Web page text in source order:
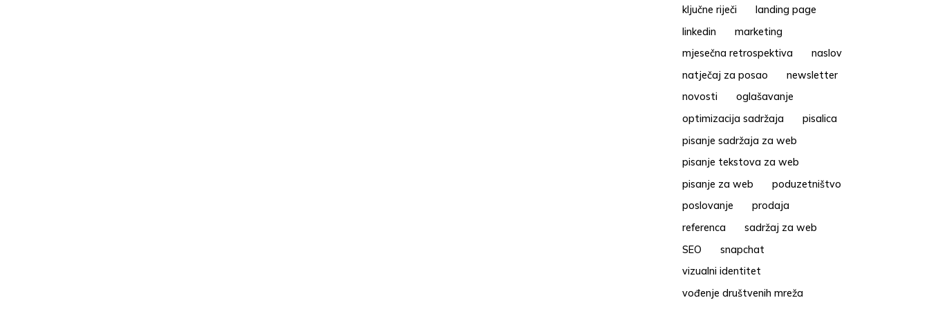
ključne riječi
landing page
linkedin
marketing
mjesečna retrospektiva
naslov
natječaj za posao
newsletter
novosti
oglašavanje
optimizacija sadržaja
pisalica
pisanje sadržaja za web
pisanje tekstova za web
pisanje za web
poduzetništvo
poslovanje
prodaja
referenca
sadržaj za web
SEO
snapchat
vizualni identitet
vođenje društvenih mreža